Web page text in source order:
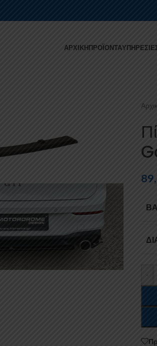
ΑΡΧΙΚΉΠΡΟΪΌΝΤΑ
-